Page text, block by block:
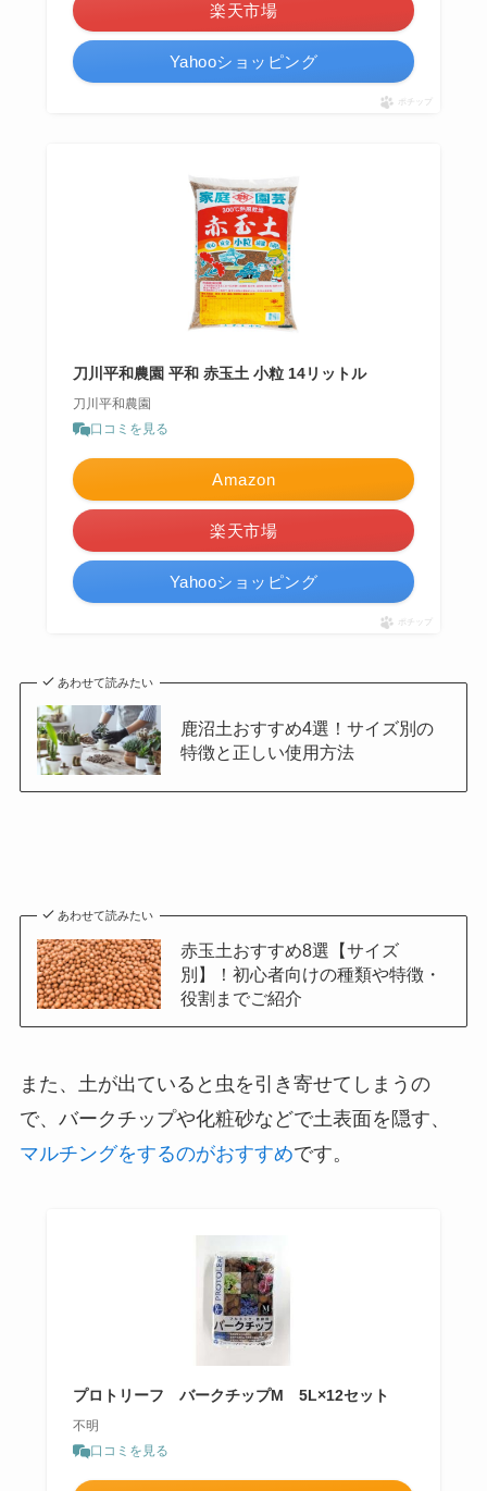
楽天市場
Yahooショッピング
ポチップ
刀川平和農園 平和 赤玉土 小粒 14リットル
刀川平和農園
口コミを見る
Amazon
楽天市場
Yahooショッピング
ポチップ
あわせて読みたい
鹿沼土おすすめ4選！サイズ別の
特徴と正しい使用方法
あわせて読みたい
赤玉土おすすめ8選【サイズ
別】！初心者向けの種類や特徴・
役割までご紹介
また、土が出ていると虫を引き寄せてしまうの
で、バークチップや化粧砂などで土表面を隠す、
マルチングをするのがおすすめです。
プロトリーフ バークチップM 5L×12セット
不明
口コミを見る